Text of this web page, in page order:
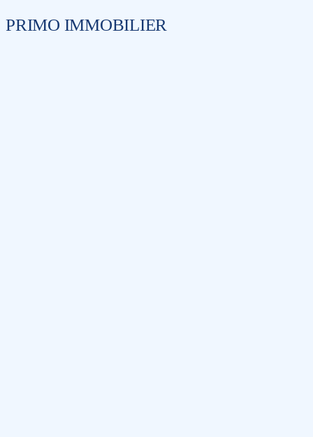
PRIMO IMMOBILIER